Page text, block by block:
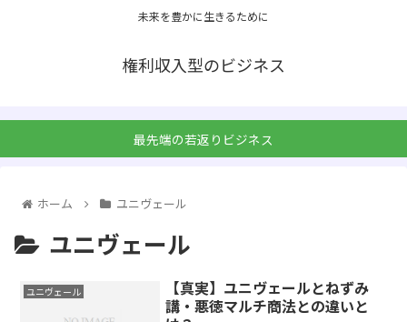
未来を豊かに生きるために
権利収入型のビジネス
最先端の若返りビジネス
ホーム ユニヴェール
ユニヴェール
ユニヴェール
【真実】ユニヴェールとねずみ
講・悪徳マルチ商法との違いと